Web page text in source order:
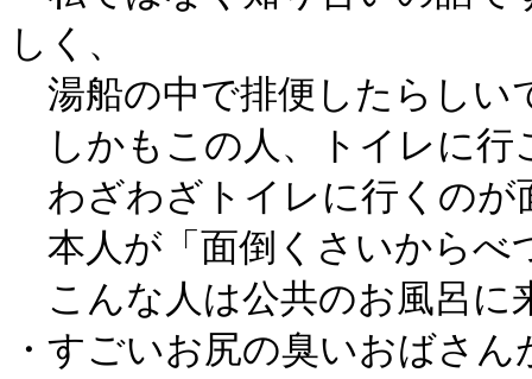
しく、
湯船の中で排便したらしい
しかもこの人、トイレに行
わざわざトイレに行くのが
本人が「面倒くさいからべ
こんな人は公共のお風呂に
・すごいお尻の臭いおばさん